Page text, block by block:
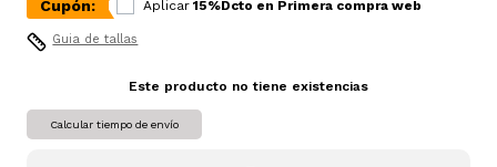
Cupón: Aplicar 15%Dcto en Primera compra web
Guia de tallas
Este producto no tiene existencias
Calcular tiempo de envío